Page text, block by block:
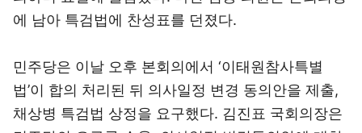
에 남아 특검법에 찬성표를 던졌다.
민주당은 이날 오후 본회의에서 ‘이태원참사특별
법’이 합의 처리된 뒤 의사일정 변경 동의안을 제출,
채상병 특검법 상정을 요구했다. 김진표 국회의장은